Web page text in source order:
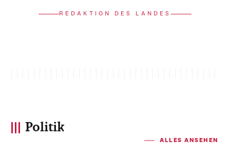
REDAKTION DES LANDES
Politik
ALLES ANSEHEN